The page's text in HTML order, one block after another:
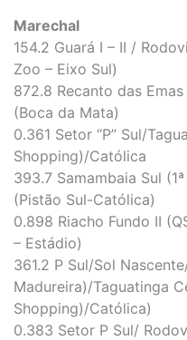
Marechal
154.2 Guará I – II /
Zoo – Eixo Sul)
872.8 Recanto das
(Boca da Mata)
0.361 Setor “P” Sul/
Shopping)/Católica
393.7 Samambaia Sul
(Pistão Sul-Católica)
0.898 Riacho Fundo II
– Estádio)
361.2 P Sul/Sol
Madureira)/Taguatinga
Shopping)/Católica)
0.383 Setor P Sul/